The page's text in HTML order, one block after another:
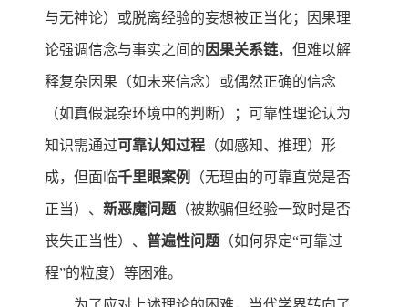
与无神论）或脱离经验的妄想被正当化；因果理
论强调信念与事实之间的 因果关系链，但难以解
释复杂因果（如未来信念）或偶然正确的信念
（如真假混杂环境中的判断）；可靠性理论认为
知识需通过可靠认知过程 （如感知、推理）形
成，但面临千里眼案例 （无理由的可靠直觉是否
正当）、新恶魔问题 （被欺骗但经验一致时是否
丧失正当性）、普遍性问题 （如何界定“可靠过
程”的粒度）等困难。